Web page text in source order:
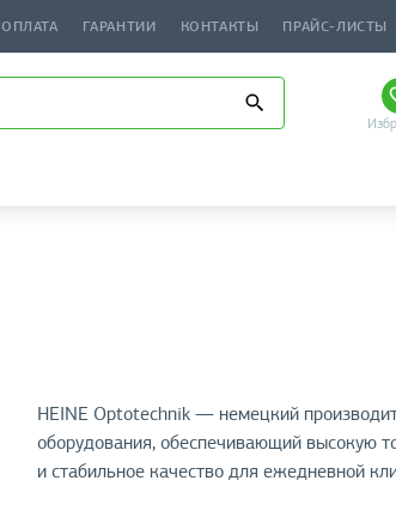
ОПЛАТА ГАРАНТИИ КОНТАКТЫ ПРАЙС-ЛИСТЫ
HEINE Optotechnik — немецкий
оборудования, обеспечивающий высокую
и стабильное качество для ежедневной